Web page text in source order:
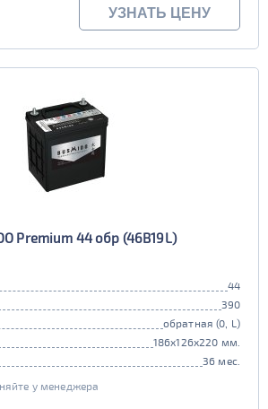
УЗНАТЬ ЦЕНУ
Premium 44 обр (46B19L)
44
390
обратная (0, L)
186x126x220 мм.
36 мес.
у менеджера